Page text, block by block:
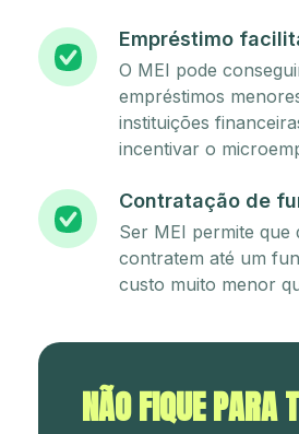
Empréstimo
O MEI pode
empréstimos
instituições
incentivar o
Contratação de
Ser MEI permite que
contratem até um
custo muito menor
NÃO FIQUE PARA